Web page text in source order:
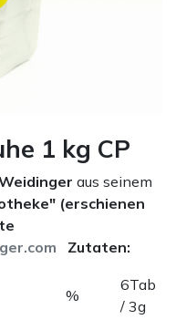
1 kg CP
aus seinem
(erschienen
Zutaten:
%
6Tab
/ 3g